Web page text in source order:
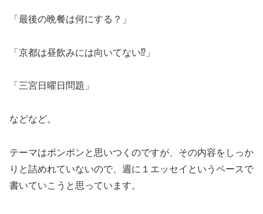
「最後の晩餐は何にする？」
「京都は昼飲みには向いてない⁉︎」
「三宮日曜日問題」
などなど。
テーマはポンポンと思いつくのですが、その内容をしっか
りと詰めれていないので、週に１エッセイというペースで
書いていこうと思っています。